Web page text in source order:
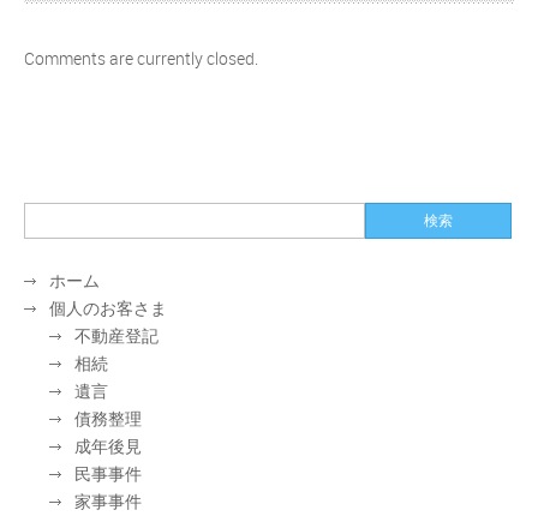
Comments are currently closed.
ホーム
個人のお客さま
不動産登記
相続
遺言
債務整理
成年後見
民事事件
家事事件